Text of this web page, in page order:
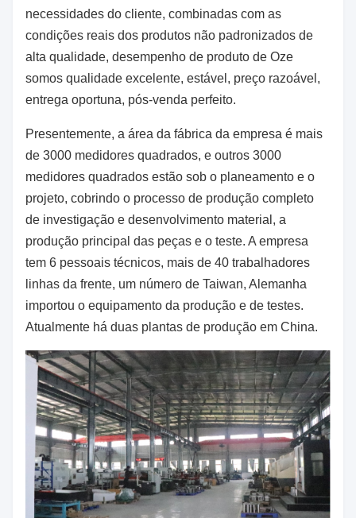
necessidades do cliente, combinadas com as
condições reais dos produtos não padronizados de
alta qualidade, desempenho de produto de Oze
somos qualidade excelente, estável, preço razoável,
entrega oportuna, pós-venda perfeito.
Presentemente, a área da fábrica da empresa é mais
de 3000 medidores quadrados, e outros 3000
medidores quadrados estão sob o planeamento e o
projeto, cobrindo o processo de produção completo
de investigação e desenvolvimento material, a
produção principal das peças e o teste. A empresa
tem 6 pessoais técnicos, mais de 40 trabalhadores
linhas da frente, um número de Taiwan, Alemanha
importou o equipamento da produção e de testes.
Atualmente há duas plantas de produção em China.